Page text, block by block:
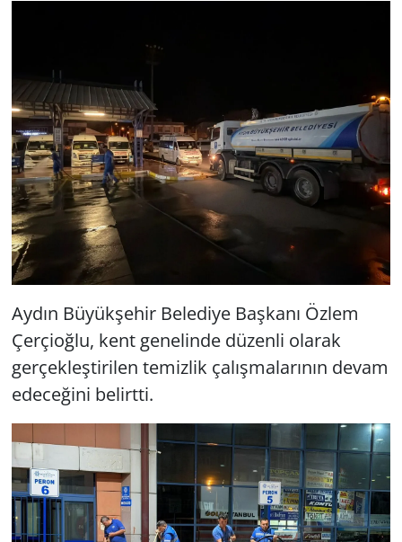
Aydın Büyükşehir Belediye Başkanı Özlem
Çerçioğlu, kent genelinde düzenli olarak
gerçekleştirilen temizlik çalışmalarının devam
edeceğini belirtti.